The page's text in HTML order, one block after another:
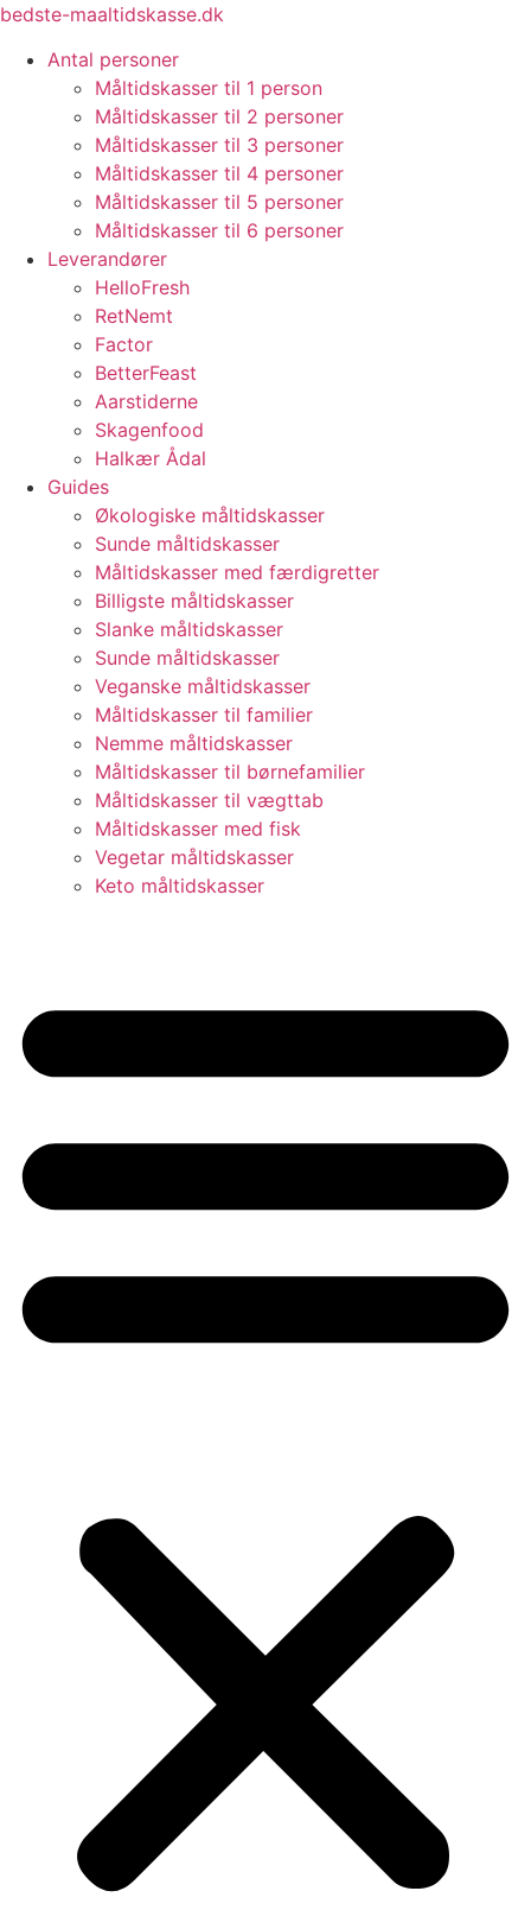
Videre
indhold
bedste-maaltidskasse.dk
Antal personer
Måltidskasser til 1 person
Måltidskasser til 2 personer
Måltidskasser til 3 personer
Måltidskasser til 4 personer
Måltidskasser til 5 personer
Måltidskasser til 6 personer
Leverandører
HelloFresh
RetNemt
Factor
BetterFeast
Aarstiderne
Skagenfood
Halkær Ådal
Guides
Økologiske måltidskasser
Sunde måltidskasser
Måltidskasser med færdigretter
Billigste måltidskasser
Slanke måltidskasser
Sunde måltidskasser
Veganske måltidskasser
Måltidskasser til familier
Nemme måltidskasser
Måltidskasser til børnefamilier
Måltidskasser til vægttab
Måltidskasser med fisk
Vegetar måltidskasser
Keto måltidskasser